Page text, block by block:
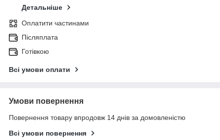
Детальніше
Оплатити частинами
Післяплата
Готівкою
Всі умови оплати
Умови повернення
Повернення товару впродовж 14 днів за домовленістю
Всі умови повернення